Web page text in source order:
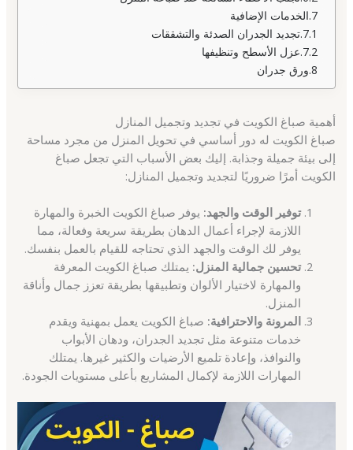
الخدمات الإضافية
تجديد الجدران الصدئة والتشققات
عزل الأسطح وتنظيفها
ورق جدران
أهمية صباغ الكويت في تجديد وتجميل المنازل
صباغ الكويت له دور أساسي في تحويل المنزل من مجرد مساحة
إلى بيئة جميلة وجذابة. إليك بعض الأسباب التي تجعل صباغ
الكويت أمرًا ضروريًا لتجديد وتجميل المنازل:
توفير الوقت والجهد: يوفر صباغ الكويت الخبرة والمهارة
اللازمة لإجراء أعمال الدهان بطريقة سريعة وفعالة، مما
يوفر لك الوقت والجهد الذي تحتاجه للقيام بالعمل بنفسك.
تحسين جمالية المنزل: يمتلك صباغ الكويت المعرفة
والمهارة لاختيار الألوان وتطبيقها بطريقة تعزز جمال وأناقة
المنزل.
المرونة والاحترافية: صباغ الكويت يعمل بمهنية ويقدم
خدمات متنوعة مثل تجديد الجدران، ودهان الأبواب
والنوافذ، وإعادة تلميع الأرضيات والكثير غيرها. يمتلك
المهارات اللازمة لإكمال المشاريع بأعلى مستويات الجودة.